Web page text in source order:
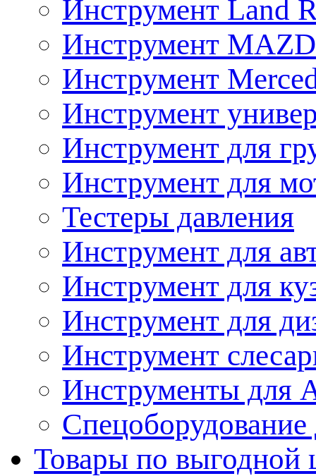
Инструмент Land
Инструмент
Инструмент
Инструмент
Инструмент для
Инструмент для
Тестеры давления
Инструмент для
Инструмент для
Инструмент для
Инструмент
Инструменты
Спецоборудование
Товары по выгодной